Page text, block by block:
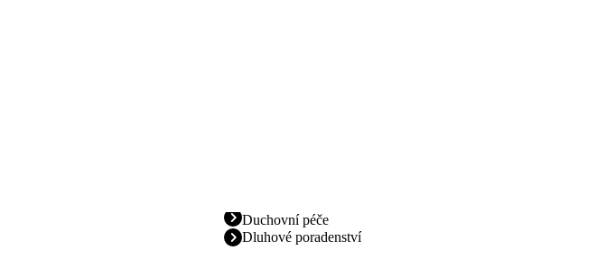
Duchovní péče
Dluhové poradenství